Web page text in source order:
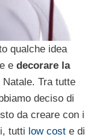
qualche idea
e decorare la
Tra tutte
deciso di
da creare con i
tutti low cost e di